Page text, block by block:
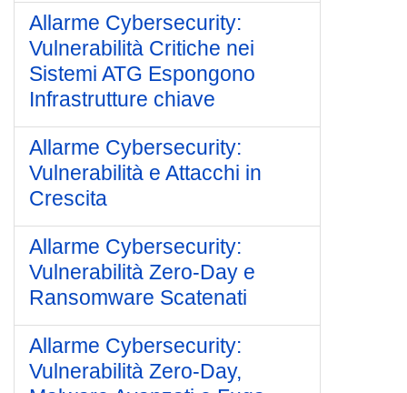
Allarme Cybersecurity:
Vulnerabilità Critiche nei
Sistemi ATG Espongono
Infrastrutture chiave
Allarme Cybersecurity:
Vulnerabilità e Attacchi in
Crescita
Allarme Cybersecurity:
Vulnerabilità Zero-Day e
Ransomware Scatenati
Allarme Cybersecurity:
Vulnerabilità Zero-Day,